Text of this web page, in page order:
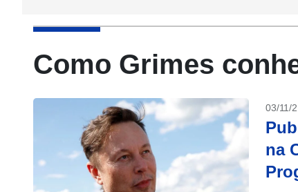
Como Grimes
03/11/
na